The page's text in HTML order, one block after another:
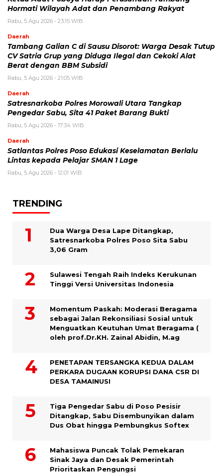
Hormati Wilayah Adat dan Penambang Rakyat
Rabu, 5 Agu 2026 - 23:15 WIB
Daerah
Tambang Galian C di Sausu Disorot: Warga Desak Tutup
CV Satria Grup yang Diduga Ilegal dan Cekoki Alat
Berat dengan BBM Subsidi
Rabu, 5 Agu 2026 - 21:05 WIB
Daerah
Satresnarkoba Polres Morowali Utara Tangkap
Pengedar Sabu, Sita 41 Paket Barang Bukti
Rabu, 5 Agu 2026 - 17:34 WIB
Daerah
Satlantas Polres Poso Edukasi Keselamatan Berlalu
Lintas kepada Pelajar SMAN 1 Lage
Rabu, 5 Agu 2026 - 12:01 WIB
TRENDING
Dua Warga Desa Lape Ditangkap,
Satresnarkoba Polres Poso Sita Sabu
3,06 Gram
Sulawesi Tengah Raih Indeks Kerukunan
Tinggi Versi Universitas Indonesia
Momentum Paskah: Moderasi Beragama
sebagai Jalan Rekonsiliasi Sosial untuk
Menguatkan Keutuhan Umat Beragama (
oleh prof.Dr.KH. Zainal Abidin, M.ag
PENETAPAN TERSANGKA KEDUA DALAM
PERKARA DUGAAN KORUPSI DANA CSR DI
DESA TAMAINUSI
Tiga Pengedar Sabu di Poso Pesisir
Ditangkap, Sabu Disembunyikan dalam
Dus Obat hingga Pembungkus Softex
Mahasiswa Puncak Tolak Pemekaran
Sinak Jaya dan Desak Pemerintah
Prioritaskan Pengungsi